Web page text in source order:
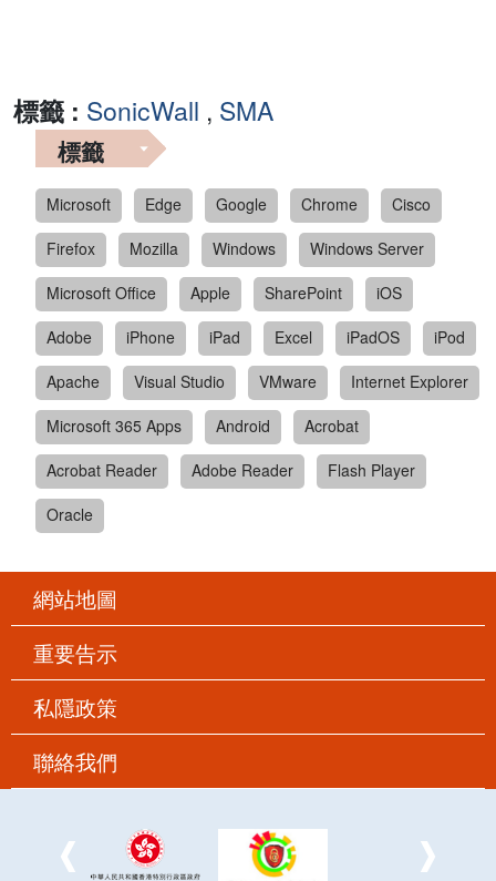
標籤 : SonicWall , SMA
標籤
Microsoft Edge Google Chrome
Cisco
Firefox
Mozilla Windows
Windows Server
Microsoft Office
Apple SharePoint
iOS
Adobe
iPhone iPad Excel iPadOS
iPod
Apache
Visual Studio VMware
Internet Explorer
Microsoft 365 Apps
Android
Acrobat
Acrobat Reader
Adobe Reader
Flash Player
Oracle
網站地圖
重要告示
私隱政策
聯絡我們